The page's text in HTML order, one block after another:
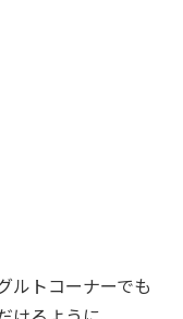
ルトコーナーでも